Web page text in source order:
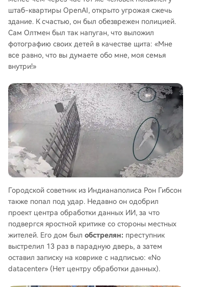
штаб-квартиры OpenAI, открыто угрожая сжечь
здание. К счастью, он был обезврежен полицией.
Сам Олтмен был так напуган, что выложил
фотографию своих детей в качестве щита: «Мне
все равно, что вы думаете обо мне, моя семья
внутри!»
Городской советник из Индианаполиса Рон Гибсон
также попал под удар. Недавно он одобрил
проект центра обработки данных ИИ, за что
подвергся яростной критике со стороны местных
жителей. Его дом был обстрелян: преступник
выстрелил 13 раз в парадную дверь, а затем
оставил записку на коврике с надписью: «No
datacenter» (Нет центру обработки данных).